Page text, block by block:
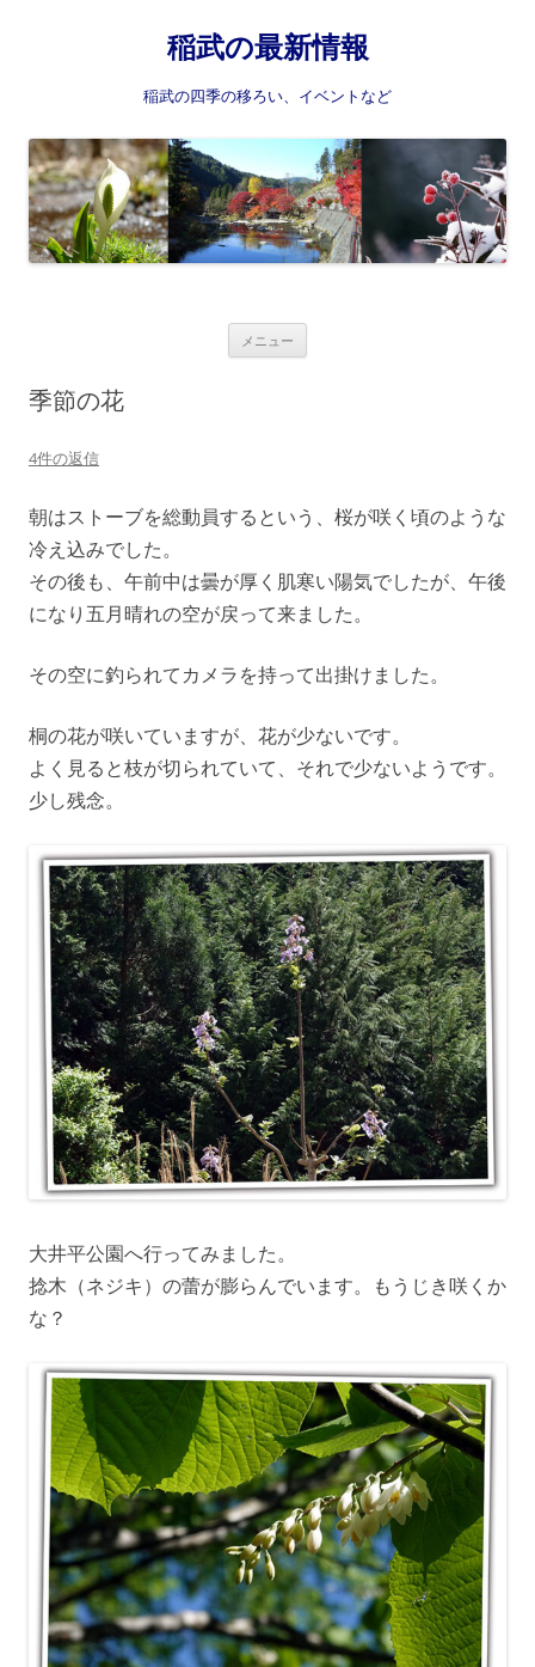
稲武の最新情報
稲武の四季の移ろい、イベントなど
メニュー
プ
季節の花
4件の返信
朝はストーブを総動員するという、桜が咲く頃のような
冷え込みでした。
その後も、午前中は曇が厚く肌寒い陽気でしたが、午後
になり五月晴れの空が戻って来ました。
その空に釣られてカメラを持って出掛けました。
桐の花が咲いていますが、花が少ないです。
よく見ると枝が切られていて、それで少ないようです。
少し残念。
大井平公園へ行ってみました。
捻木（ネジキ）の蕾が膨らんでいます。もうじき咲くか
な？